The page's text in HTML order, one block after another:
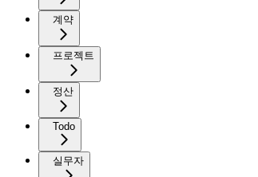
계약
프로젝트
정산
Todo
실무자